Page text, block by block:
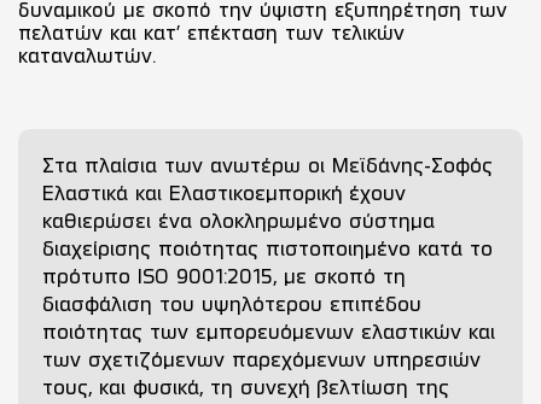
δυναμικού με σκοπό την ύψιστη εξυπηρέτηση των
πελατών και κατ’ επέκταση των τελικών
καταναλωτών.
Στα πλαίσια των ανωτέρω οι Μεϊδάνης-Σοφός
Ελαστικά και Ελαστικοεμπορική έχουν
καθιερώσει ένα ολοκληρωμένο σύστημα
διαχείρισης ποιότητας πιστοποιημένο κατά το
πρότυπο ISO 9001:2015, με σκοπό τη
διασφάλιση του υψηλότερου επιπέδου
ποιότητας των εμπορευόμενων ελαστικών και
των σχετιζόμενων παρεχόμενων υπηρεσιών
τους, και φυσικά, τη συνεχή βελτίωση της